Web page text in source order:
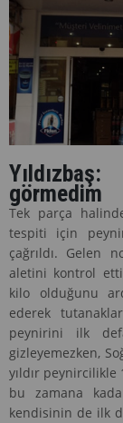
görmedim
Tek parça
tespiti için
çağrıldı. Gelen
aletini kontrol
kilo olduğunu
ederek
peynirini ilk
gizleyemezken,
yıldır peynircilikle
bu zamana
kendisinin de ilk